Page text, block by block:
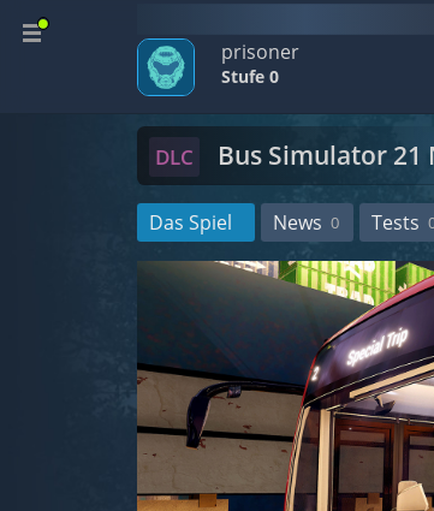
prisoner
Stufe 0
DLC Bus Simulator 21
Das Spiel News 0 Tests